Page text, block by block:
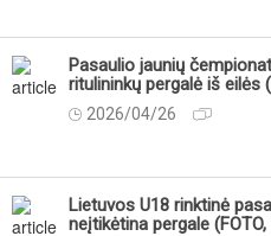
Pasaulio jaunių
ritulininkų pergalė iš eilės
2026/04/26
Lietuvos U18 rinktinė
neįtikėtina pergale